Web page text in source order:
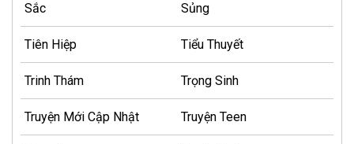
Sắc Sủng
Tiên Hiệp Tiểu Thuyết
Trinh Thám Trọng Sinh
Truyện Mới Cập Nhật Truyện Teen